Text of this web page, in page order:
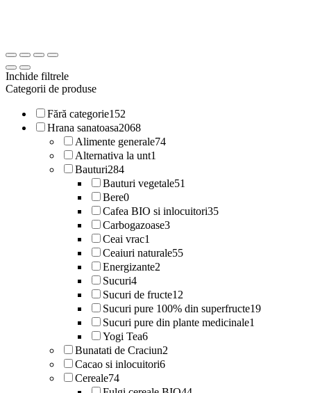
Inchide filtrele
Categorii de produse
Fără categorie152
Hrana sanatoasa2068
Alimente generale74
Alternativa la unt1
Bauturi284
Bauturi vegetale51
Bere0
Cafea BIO si inlocuitori35
Carbogazoase3
Ceai vrac1
Ceaiuri naturale55
Energizante2
Sucuri4
Sucuri de fructe12
Sucuri pure 100% din superfructe19
Sucuri pure din plante medicinale1
Yogi Tea6
Bunatati de Craciun2
Cacao si inlocuitori6
Cereale74